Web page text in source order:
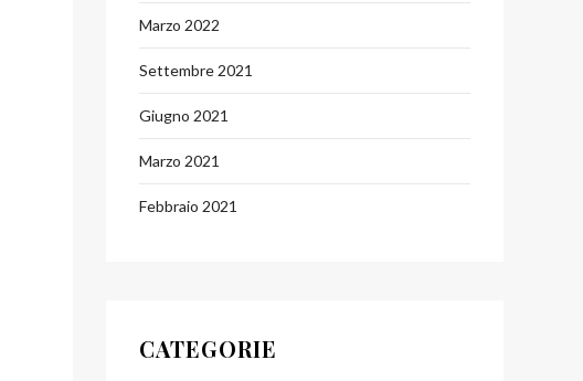
Marzo 2022
Settembre 2021
Giugno 2021
Marzo 2021
Febbraio 2021
CATEGORIE